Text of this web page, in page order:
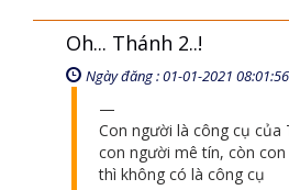
Oh... Thánh 2..!
Ngày đăng : 01-01-2021 08:01:56
Con người là công cụ của
con người mê tín, còn
thì không có là công cụ